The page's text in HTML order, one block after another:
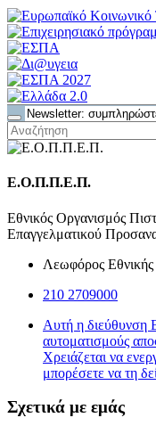
Ε.Ο.Π.Π.Ε.Π.
Εθνικός Οργανισμός
Επαγγελματικού
Λεωφόρος
210 2709000
Αυτή η διεύθυνση
αυτοματισμούς
Χρειάζεται να
μπορέσετε να τη
Σχετικά με εμάς